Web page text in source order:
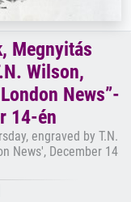
Megnyitás
Wilson,
News”-
14-én
engraved by T.N.
News', December 14